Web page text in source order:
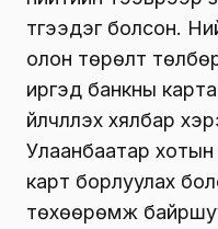
түгээдэг болсон.
олон төрөлт
иргэд банкны
үйлчлүүлэх хялбар
Улаанбаатар
карт борлуулах
төхөөрөмж